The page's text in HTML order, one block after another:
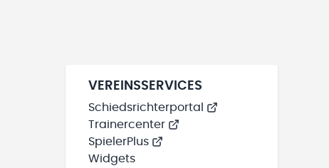
VEREINSSERVICES
Schiedsrichterportal
Trainercenter
SpielerPlus
Widgets